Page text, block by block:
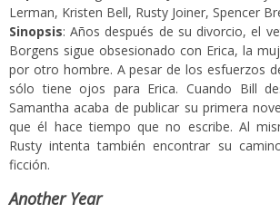
Lerman, Kristen Bell, Rusty Joiner, Spencer
Sinopsis: Años después de su divorcio, el
Borgens sigue obsesionado con Erica, la
por otro hombre. A pesar de los esfuerzos
sólo tiene ojos para Erica. Cuando Bill
Samantha acaba de publicar su primera
que él hace tiempo que no escribe. Al
Rusty intenta también encontrar su
ficción.
Another Year